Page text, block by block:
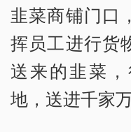
韭菜商铺门口
挥员工进行货
送来的韭菜
地，送进千家